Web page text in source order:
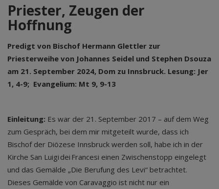
Priester, Zeugen der
Hoffnung
Predigt von Bischof Hermann Glettler zur
Priesterweihe von Johannes Seidel und Stephen Dsouza
am 21. September 2024, Dom zu Innsbruck. Lesung: Jer
1, 4-9; Evangelium: Mt 9, 9-13
Einleitung: Es war der 21. September 2017 – auf dem Weg
zum Gespräch, bei dem mir mitgeteilt wurde, dass ich
Bischof der Diözese Innsbruck werden soll, habe ich in der
Kirche San Luigi dei Francesi einen Zwischenstopp eingelegt
und das Gemälde „Die Berufung des Levi“ betrachtet.
Dieses Gemälde von Caravaggio ist nicht nur ein